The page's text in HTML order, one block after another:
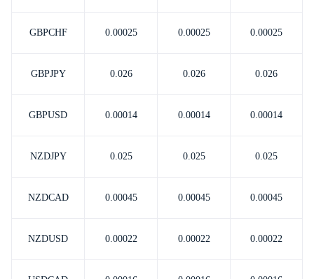
GBPCHF 0.00025 0.00025 0.00025
GBPJPY 0.026 0.026 0.026
GBPUSD 0.00014 0.00014 0.00014
NZDJPY 0.025 0.025 0.025
NZDCAD 0.00045 0.00045 0.00045
NZDUSD 0.00022 0.00022 0.00022